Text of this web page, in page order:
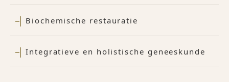
Biochemische restauratie
Integratieve en holistische geneeskunde